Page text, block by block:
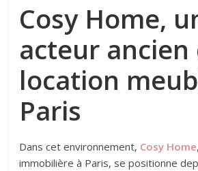
Cosy Home,
acteur ancien
location
Paris
Dans cet environnement, Cosy Home
immobilière à Paris, se positionne